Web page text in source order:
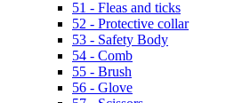
51 - Fleas and ticks
52 - Protective collar
53 - Safety Body
54 - Comb
55 - Brush
56 - Glove